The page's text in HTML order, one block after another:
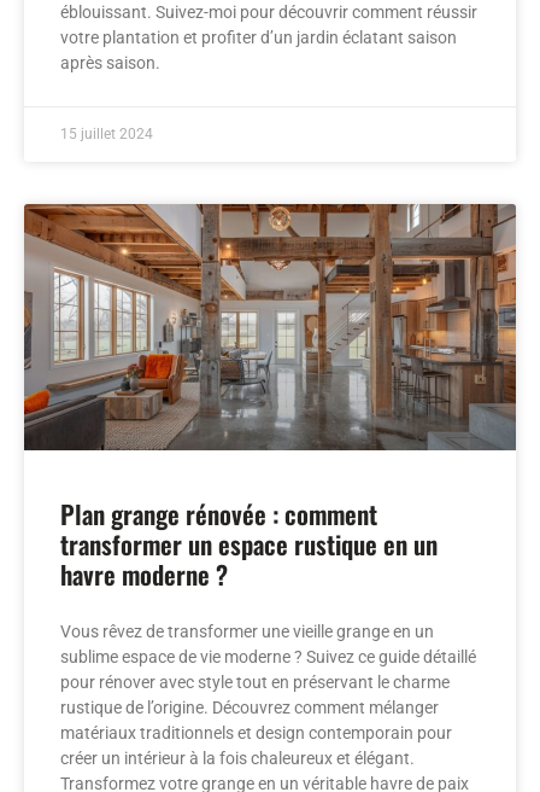
éblouissant. Suivez-moi pour découvrir comment réussir
votre plantation et profiter d’un jardin éclatant saison
après saison.
15 juillet 2024
Plan grange rénovée : comment
transformer un espace rustique en un
havre moderne ?
Vous rêvez de transformer une vieille grange en un
sublime espace de vie moderne ? Suivez ce guide détaillé
pour rénover avec style tout en préservant le charme
rustique de l’origine. Découvrez comment mélanger
matériaux traditionnels et design contemporain pour
créer un intérieur à la fois chaleureux et élégant.
Transformez votre grange en un véritable havre de paix